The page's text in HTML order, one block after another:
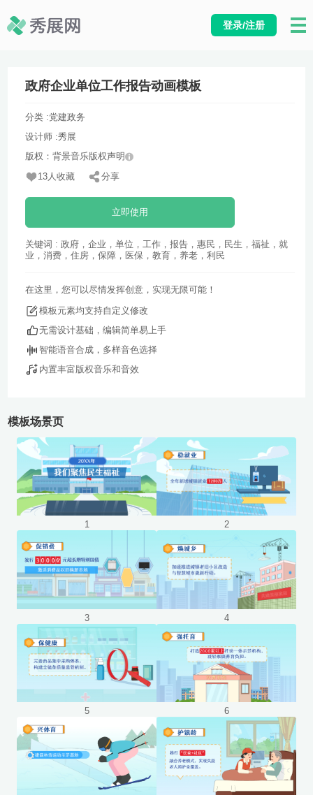
登录/注册
政府企业单位工作报告动画模板
分类 :党建政务
设计师 :秀展
版权：背景音乐版权声明
13人收藏
分享
立即使用
关键词 : 政府，企业，单位，工作，报告，惠民，民生，福祉，就
业，消费，住房，保障，医保，教育，养老，利民
在这里，您可以尽情发挥创意，实现无限可能！
模板元素均支持自定义修改
无需设计基础，编辑简单易上手
智能语音合成，多样音色选择
内置丰富版权音乐和音效
模板场景页
使用
1
使用
2
使用
3
使用
4
使用
5
使用
6
使用 使用